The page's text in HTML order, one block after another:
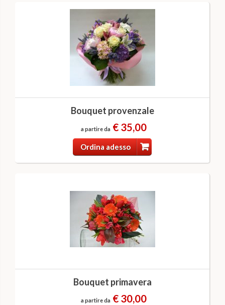
Bouquet provenzale
a partire da € 35,00
Ordina adesso
Bouquet primavera
a partire da € 30,00